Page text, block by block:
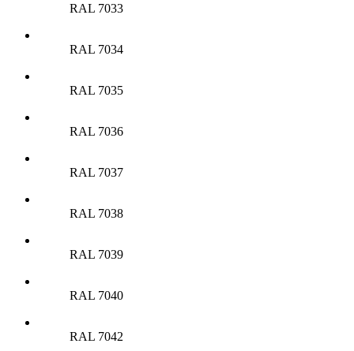
RAL 7033
RAL 7034
RAL 7035
RAL 7036
RAL 7037
RAL 7038
RAL 7039
RAL 7040
RAL 7042